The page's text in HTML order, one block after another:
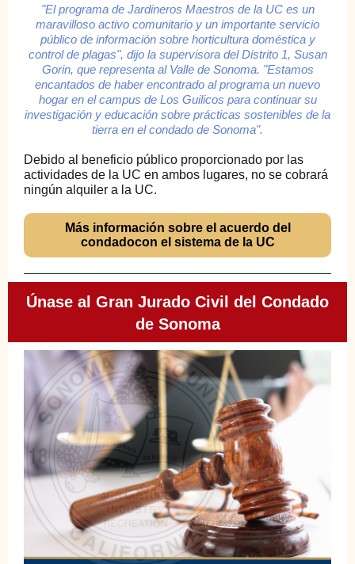
"El programa de Jardineros Maestros de la UC es un
maravilloso activo comunitario y un importante servicio
público de información sobre horticultura doméstica y
control de plagas", dijo la supervisora del Distrito 1, Susan
Gorin, que representa al Valle de Sonoma. "Estamos
encantados de haber encontrado al programa un nuevo
hogar en el campus de Los Guilicos para continuar su
investigación y educación sobre prácticas sostenibles de la
tierra en el condado de Sonoma".
Debido al beneficio público proporcionado por las
actividades de la UC en ambos lugares, no se cobrará
ningún alquiler a la UC.
Más información sobre el acuerdo del
condadocon el sistema de la UC
Únase al Gran Jurado Civil del Condado
de Sonoma